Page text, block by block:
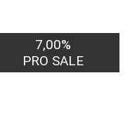
7,00%
PRO SALE